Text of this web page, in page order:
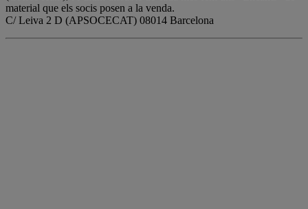
material que els socis posen a la venda.
C/ Leiva 2 D (APSOCECAT) 08014 Barcelona